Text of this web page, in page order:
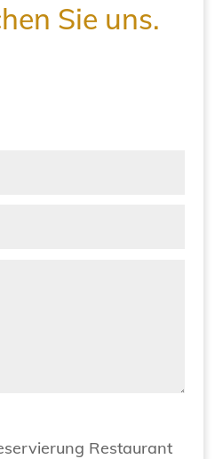
Sie uns.
Restaurant